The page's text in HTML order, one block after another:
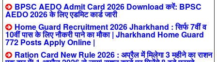
BPSC AEDO Admit Card 2026 Download करें: BPSC
AEDO 2026 के लिए एडमिट कार्ड जारी
Home Guard Recruitment 2026 Jharkhand : सिर्फ 7वीं व
10वीं पास के लिए नौकरी पाने का मौका | Jharkhand Home Guard
772 Posts Apply Online |
Ration Card New Rule 2026 : अप्रैल में मिलेगा 3 महीने का राशन